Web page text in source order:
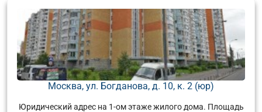
Москва, ул. Богданова, д. 10, к. 2 (юр)
Юридический адрес на 1-ом этаже жилого дома. Площадь